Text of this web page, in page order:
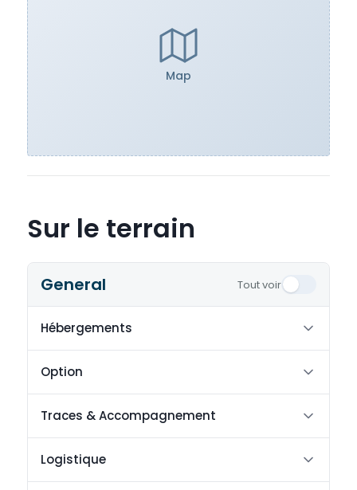
Map
Sur le terrain
General Tout voir
Hébergements
Option
Traces & Accompagnement
Logistique